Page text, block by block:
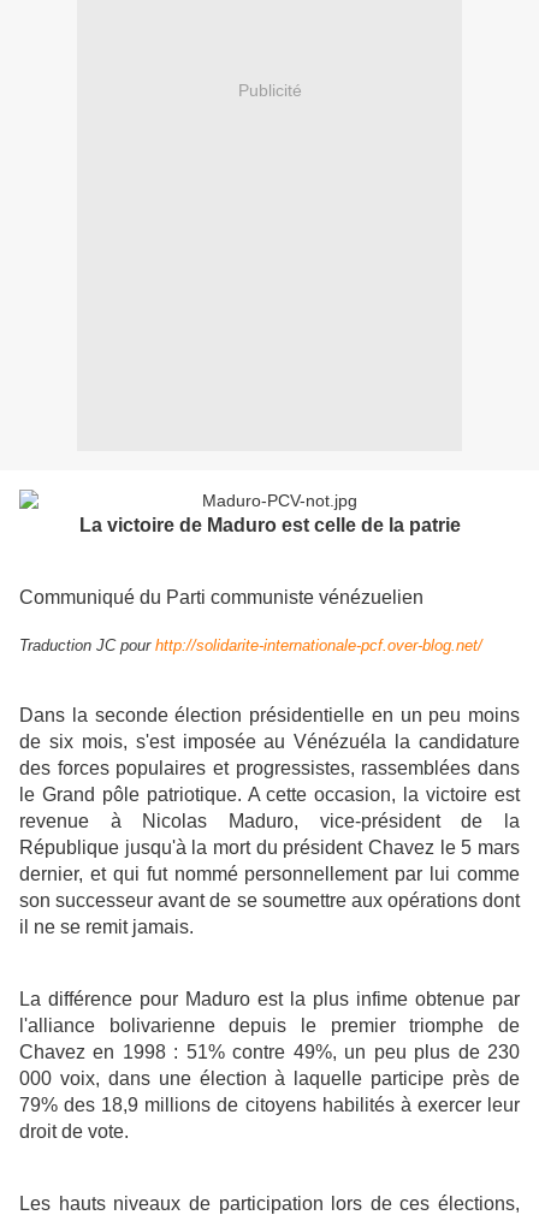
Publicité
La victoire de Maduro est celle de la patrie
Communiqué du Parti communiste vénézuelien
Traduction JC pour http://solidarite-internationale-pcf.over-blog.net/
Dans la seconde élection présidentielle en un peu moins
de six mois, s'est imposée au Vénézuéla la candidature
des forces populaires et progressistes, rassemblées dans
le Grand pôle patriotique. A cette occasion, la victoire est
revenue à Nicolas Maduro, vice-président de la
République jusqu'à la mort du président Chavez le 5 mars
dernier, et qui fut nommé personnellement par lui comme
son successeur avant de se soumettre aux opérations dont
il ne se remit jamais.
La différence pour Maduro est la plus infime obtenue par
l'alliance bolivarienne depuis le premier triomphe de
Chavez en 1998 : 51% contre 49%, un peu plus de 230
000 voix, dans une élection à laquelle participe près de
79% des 18,9 millions de citoyens habilités à exercer leur
droit de vote.
Les hauts niveaux de participation lors de ces élections,